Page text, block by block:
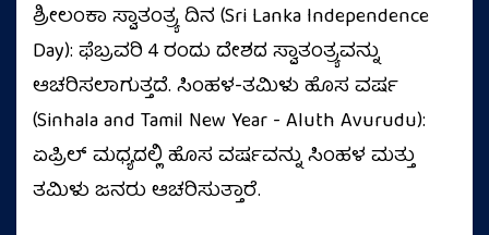
ಶ್ರೀಲಂಕಾ ಸ್ವಾತಂತ್ರ್ಯ ದಿನ (Sri Lanka Independence
Day): ಫೆಬ್ರವರಿ 4 ರಂದು ದೇಶದ ಸ್ವಾತಂತ್ರ್ಯವನ್ನು
ಆಚರಿಸಲಾಗುತ್ತದೆ. ಸಿಂಹಳ-ತಮಿಳು ಹೊಸ ವರ್ಷ
(Sinhala and Tamil New Year - Aluth Avurudu):
ಏಪ್ರಿಲ್ ಮಧ್ಯದಲ್ಲಿ ಹೊಸ ವರ್ಷವನ್ನು ಸಿಂಹಳ ಮತ್ತು
ತಮಿಳು ಜನರು ಆಚರಿಸುತ್ತಾರೆ.